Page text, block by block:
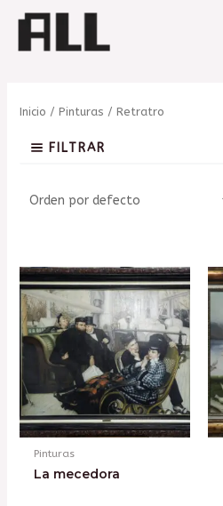
Inicio / Pinturas / Retratro
FILTRAR
Pinturas
La mecedora